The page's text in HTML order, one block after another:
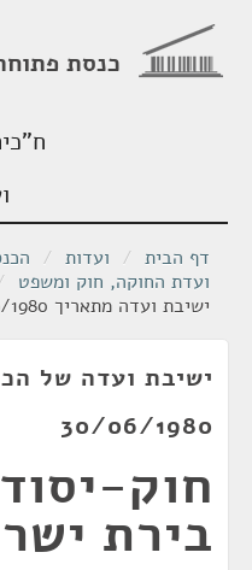
כנסת
דף הבית / ועדות /
ועדת החוקה, חוק ומשפט
ישיבת ועדה מתאריך 30/06/1980
30/06/1980
חוק-
בירת